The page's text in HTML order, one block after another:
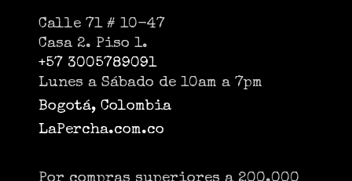
Calle 71 # 10-47
Casa 2. Piso 1.
+57 3005789091
Lunes a Sábado de 10am a 7pm
Bogotá, Colombia
LaPercha.com.co